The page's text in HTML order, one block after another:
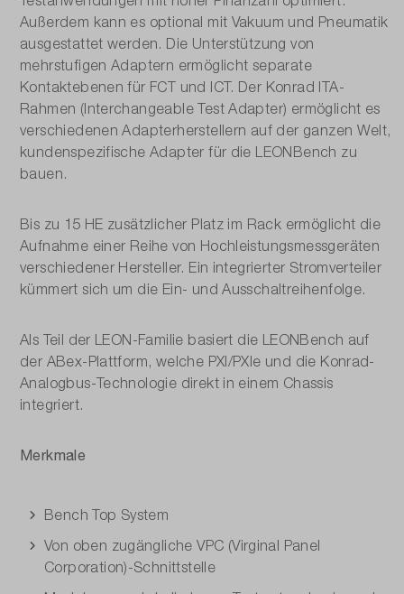
Außerdem kann es optional mit Vakuum und Pneumatik
ausgestattet werden. Die Unterstützung von
mehrstufigen Adaptern ermöglicht separate
Kontaktebenen für FCT und ICT. Der Konrad ITA-
Rahmen (Interchangeable Test Adapter) ermöglicht es
verschiedenen Adapterherstellern auf der ganzen Welt,
kundenspezifische Adapter für die LEONBench zu
bauen.
Bis zu 15 HE zusätzlicher Platz im Rack ermöglicht die
Aufnahme einer Reihe von Hochleistungsmessgeräten
verschiedener Hersteller. Ein integrierter Stromverteiler
kümmert sich um die Ein- und Ausschaltreihenfolge.
Als Teil der LEON-Familie basiert die LEONBench auf
der ABex-Plattform, welche PXI/PXIe und die Konrad-
Analogbus-Technologie direkt in einem Chassis
integriert.
Merkmale
Bench Top System
Von oben zugängliche VPC (Virginal Panel
Corporation)-Schnittstelle